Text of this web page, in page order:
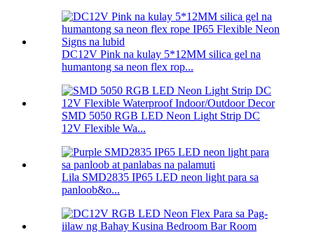
DC12V Pink na kulay 5*12MM silica gel na
humantong sa neon flex rop...
SMD 5050 RGB LED Neon Light Strip DC
12V Flexible Wa...
Lila SMD2835 IP65 LED neon light para sa
panloob&o...